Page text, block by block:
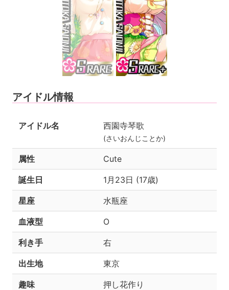
アイドル情報
アイドル名 西園寺琴歌
(さいおんじことか)
属性 Cute
誕生日 1月23日 (17歳)
星座 水瓶座
血液型 O
利き手 右
出生地 東京
趣味 押し花作り